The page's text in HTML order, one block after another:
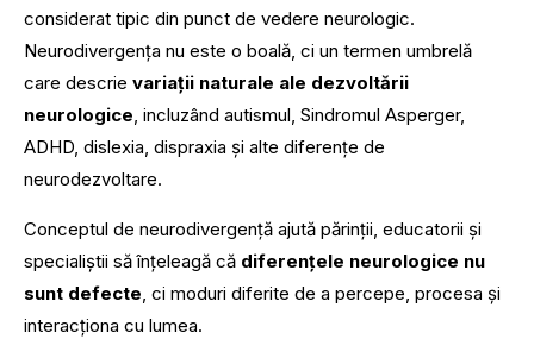
considerat tipic din punct de vedere neurologic.
Neurodivergența nu este o boală, ci un termen umbrelă
care descrie variații naturale ale dezvoltării
neurologice, incluzând autismul, Sindromul Asperger,
ADHD, dislexia, dispraxia și alte diferențe de
neurodezvoltare.
Conceptul de neurodivergență ajută părinții, educatorii și
specialiștii să înțeleagă că diferențele neurologice nu
sunt defecte, ci moduri diferite de a percepe, procesa și
interacționa cu lumea.